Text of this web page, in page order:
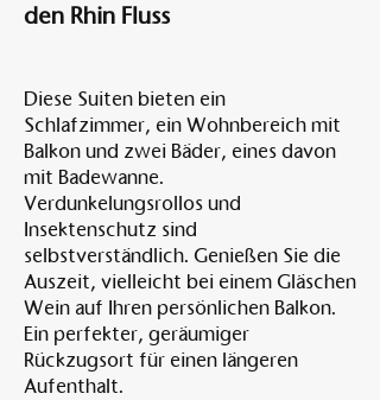
den Rhin Fluss
Diese Suiten bieten ein
Schlafzimmer, ein Wohnbereich mit
Balkon und zwei Bäder, eines davon
mit Badewanne.
Verdunkelungsrollos und
Insektenschutz sind
selbstverständlich. Genießen Sie die
Auszeit, vielleicht bei einem Gläschen
Wein auf Ihren persönlichen Balkon.
Ein perfekter, geräumiger
Rückzugsort für einen längeren
Aufenthalt.